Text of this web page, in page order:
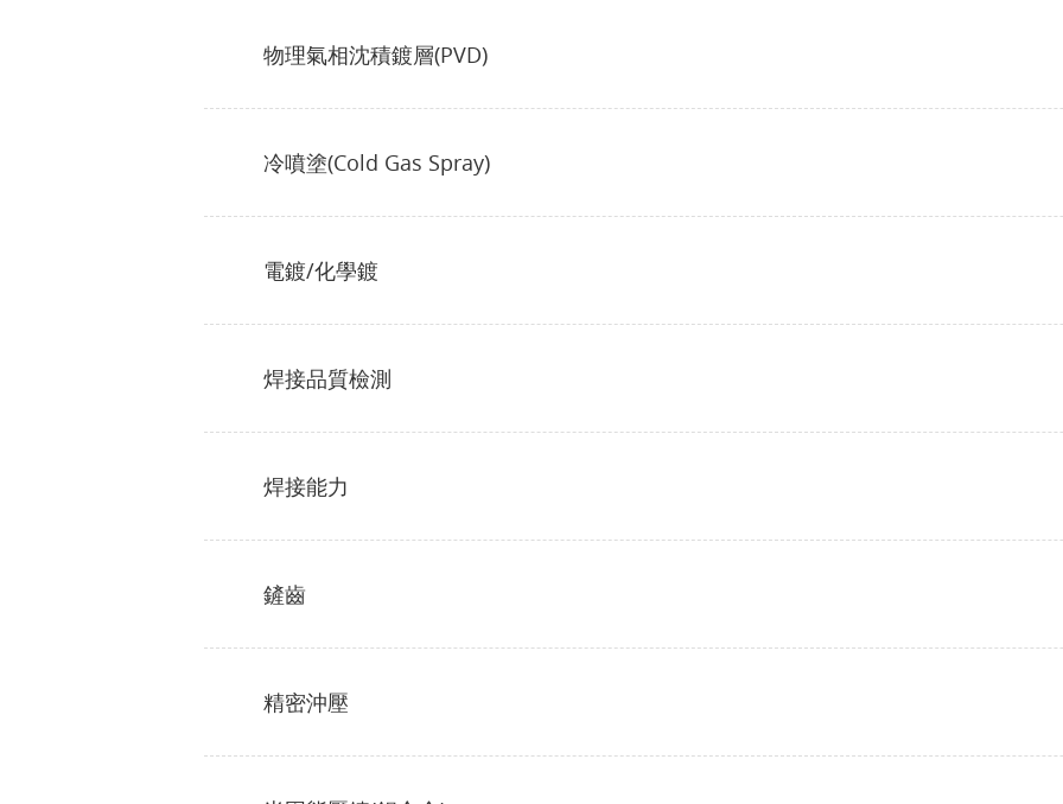
物理氣相沈積鍍層(PVD)
冷噴塗(Cold Gas Spray)
電鍍/化學鍍
焊接品質檢測
焊接能力
鏟齒
精密沖壓